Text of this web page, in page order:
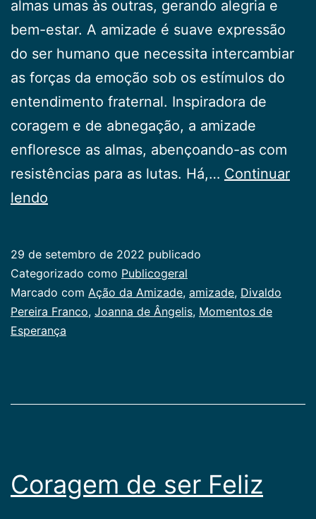
almas umas às outras, gerando alegria e
bem-estar. A amizade é suave expressão
do ser humano que necessita intercambiar
as forças da emoção sob os estímulos do
entendimento fraternal. Inspiradora de
coragem e de abnegação, a amizade
enfloresce as almas, abençoando-as com
resistências para as lutas. Há,… Continuar
lendo
29 de setembro de 2022 publicado
Categorizado como Publicogeral
Marcado com Ação da Amizade, amizade, Divaldo
Pereira Franco, Joanna de Ângelis, Momentos de
Esperança
Coragem de ser Feliz